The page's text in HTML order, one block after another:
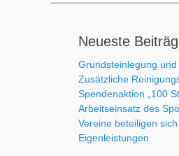
Neueste
Grundsteinlegung und
Zusätzliche
Spendenaktion „100
Arbeitseinsatz des
Vereine beteiligen
Eigenleistungen